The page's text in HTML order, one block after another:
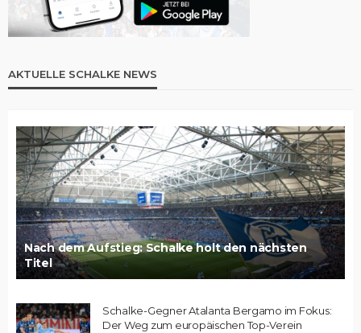
AKTUELLE SCHALKE NEWS
Nach dem Aufstieg: Schalke holt den nächsten
Titel
Schalke-Gegner Atalanta Bergamo im Fokus:
Der Weg zum europäischen Top-Verein